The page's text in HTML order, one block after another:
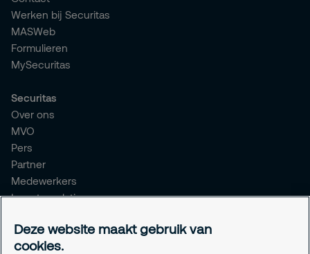
Werken bij Securitas
MASWeb
Formulieren
MySecuritas
Securitas
Over ons
MVO
Pers
Partner
Medewerkers
Investor relations
Certificeringen
Aanmeldformulieren installatiepartners
Deze website maakt gebruik van
cookies.